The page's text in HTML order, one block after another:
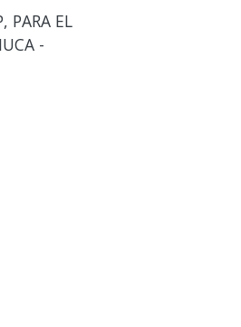
PARA EL
-